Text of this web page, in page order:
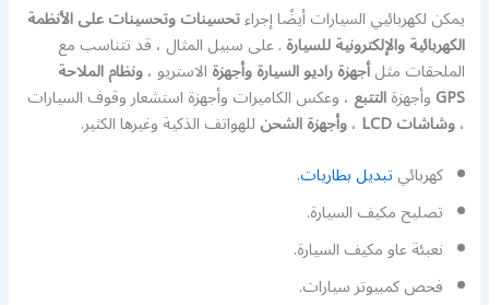
يمكن لكهربائيي السيارات أيضًا إجراءتحسينات وتحسينات على الأنظمة
الكهربائية والإلكترونية للسيارة. على سبيل المثال ، قد تتناسب مع
الملحقات مثلأجهزة راديو السيارة وأجهزةالاستريو ،ونظام الملاحة
GPSوأجهزةالتتبع ، وعكس الكاميرات وأجهزة استشعار وقوف السيارات
،وشاشات LCD ،وأجهزة الشحنللهواتف الذكية وغيرها الكثير.
كهربائيتبديل بطاريات.
تصليح مكيف السيارة.
نعبئة عاو مكيف السيارة.
فحص كمبيوتر سيارات.